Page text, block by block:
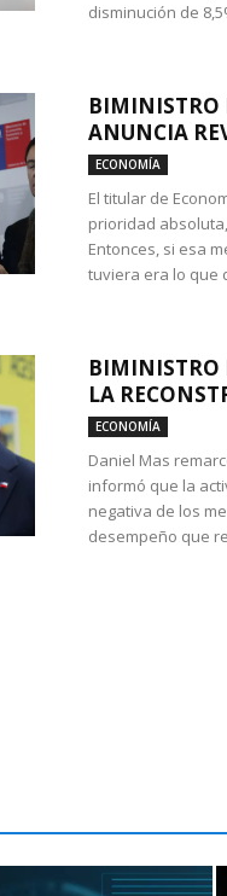
disminución de
BIMINISTRO
ANUNCIA
ECONOMÍA
El titular de
prioridad
Entonces, si esa
tuviera era lo que
BIMINISTRO
LA
ECONOMÍA
Daniel Mas
informó que la
negativa de los
desempeño que